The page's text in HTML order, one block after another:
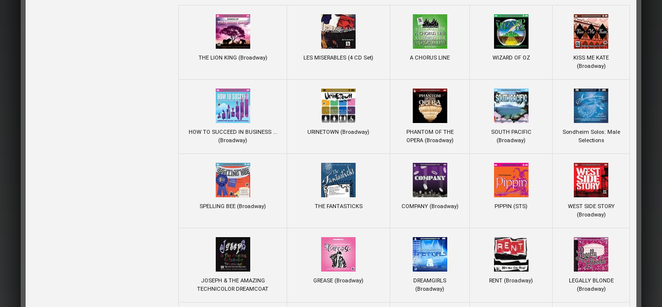
THE LION KING (Broadway) LES MISERABLES (4 CD Set) A CHORUS LINE WIZARD OF OZ
KISS ME KATE
(Broadway)
HOW TO SUCCEED IN BUSINESS ...
(Broadway)
URINETOWN (Broadway)
PHANTOM OF THE
OPERA (Broadway)
SOUTH PACIFIC
(Broadway)
Sondheim Solos: Male
Selections
SPELLING BEE (Broadway) THE FANTASTICKS COMPANY (Broadway) PIPPIN (STS)
WEST SIDE STORY
(Broadway)
JOSEPH & THE AMAZING
TECHNICOLOR DREAMCOAT
GREASE (Broadway)
DREAMGIRLS
(Broadway)
RENT (Broadway)
LEGALLY BLONDE
(Broadway)